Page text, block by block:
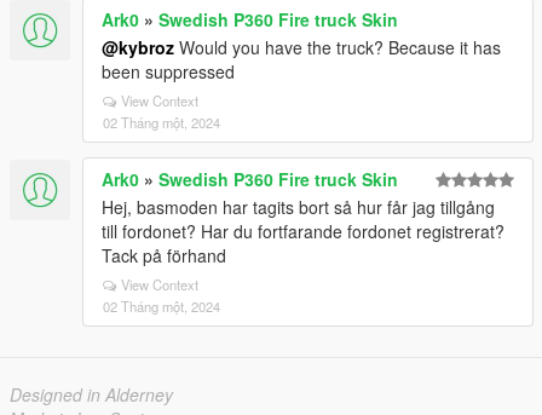
Ark0 » Swedish P360 Fire truck Skin
@kybroz Would you have the truck? Because it has
been suppressed
View Context
02 Tháng một, 2024
Ark0 » Swedish P360 Fire truck Skin
Hej, basmoden har tagits bort så hur får jag tillgång
till fordonet? Har du fortfarande fordonet registrerat?
Tack på förhand
View Context
02 Tháng một, 2024
Designed in Alderney